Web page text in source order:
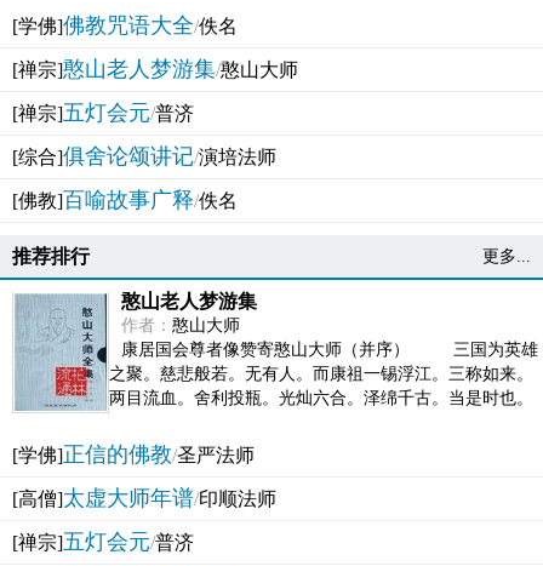
[学佛]佛教咒语大全/佚名
[禅宗]憨山老人梦游集/憨山大师
[禅宗]五灯会元/普济
[综合]俱舍论颂讲记/演培法师
[佛教]百喻故事广释/佚名
推荐排行 更多...
憨山老人梦游集
作者： 憨山大师
康居国会尊者像赞寄憨山大师（并序） 三国为英雄
之聚。慈悲般若。无有人。而康祖一锡浮江。三称如来。
两目流血。舍利投瓶。光灿六合。泽绵千古。当是时也。
[学佛]正信的佛教/圣严法师
[高僧]太虚大师年谱/印顺法师
[禅宗]五灯会元/普济